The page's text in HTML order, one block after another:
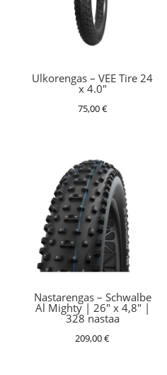
Ulkorengas – VEE Tire 24
x 4.0″
75,00€
Nastarengas – Schwalbe
Al Mighty | 26″ x 4,8″ |
328 nastaa
209,00€